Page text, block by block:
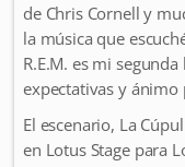
de Chris Cornell y
la música que
R.E.M. es mi
expectativas y
El escenario, La
en Lotus Stage para